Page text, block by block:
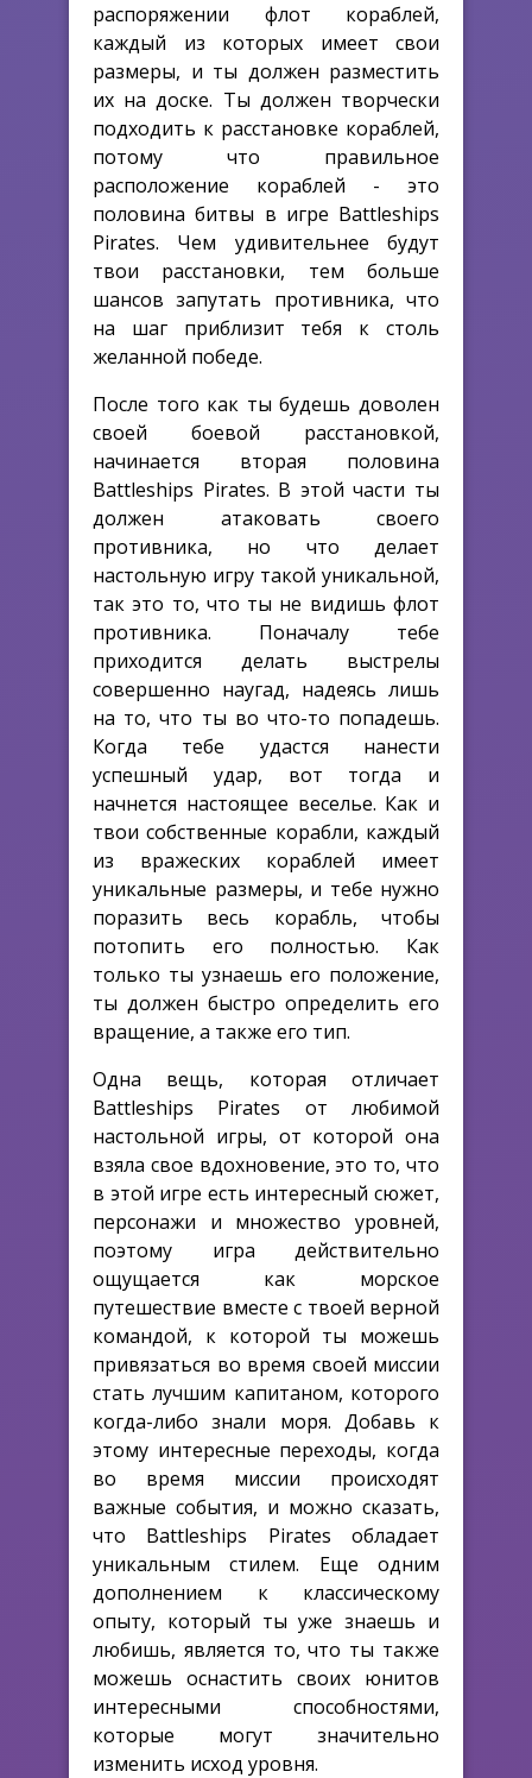
распоряжении флот кораблей,
каждый из которых имеет свои
размеры, и ты должен разместить
их на доске. Ты должен творчески
подходить к расстановке кораблей,
потому что правильное
расположение кораблей - это
половина битвы в игре Battleships
Pirates. Чем удивительнее будут
твои расстановки, тем больше
шансов запутать противника, что
на шаг приблизит тебя к столь
желанной победе.
После того как ты будешь доволен
своей боевой расстановкой,
начинается вторая половина
Battleships Pirates. В этой части ты
должен атаковать своего
противника, но что делает
настольную игру такой уникальной,
так это то, что ты не видишь флот
противника. Поначалу тебе
приходится делать выстрелы
совершенно наугад, надеясь лишь
на то, что ты во что-то попадешь.
Когда тебе удастся нанести
успешный удар, вот тогда и
начнется настоящее веселье. Как и
твои собственные корабли, каждый
из вражеских кораблей имеет
уникальные размеры, и тебе нужно
поразить весь корабль, чтобы
потопить его полностью. Как
только ты узнаешь его положение,
ты должен быстро определить его
вращение, а также его тип.
Одна вещь, которая отличает
Battleships Pirates от любимой
настольной игры, от которой она
взяла свое вдохновение, это то, что
в этой игре есть интересный сюжет,
персонажи и множество уровней,
поэтому игра действительно
ощущается как морское
путешествие вместе с твоей верной
командой, к которой ты можешь
привязаться во время своей миссии
стать лучшим капитаном, которого
когда-либо знали моря. Добавь к
этому интересные переходы, когда
во время миссии происходят
важные события, и можно сказать,
что Battleships Pirates обладает
уникальным стилем. Еще одним
дополнением к классическому
опыту, который ты уже знаешь и
любишь, является то, что ты также
можешь оснастить своих юнитов
интересными способностями,
которые могут значительно
изменить исход уровня.